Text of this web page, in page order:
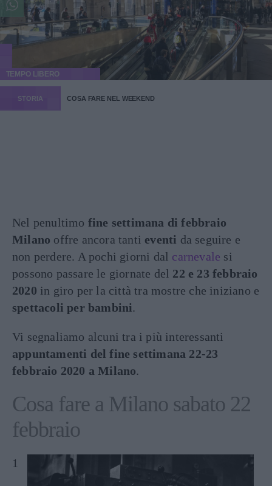
TEMPO LIBERO
STORIA COSA FARE NEL WEEKEND
Nel penultimo fine settimana di febbraio
Milano offre ancora tanti eventi da seguire e
non perdere. A pochi giorni dal carnevale si
possono passare le giornate del 22 e 23 febbraio
2020 in giro per la città tra mostre che iniziano e
spettacoli per bambini.
Vi segnaliamo alcuni tra i più interessanti
appuntamenti del fine settimana 22-23
febbraio 2020 a Milano.
Cosa fare a Milano sabato 22
febbraio